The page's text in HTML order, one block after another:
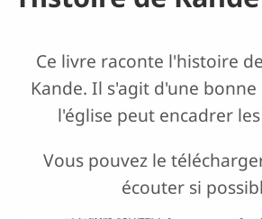
Ce livre raconte l'histoire
Kande. Il s'agit d'une
l'église peut encadrer
Vous pouvez le
écouter si